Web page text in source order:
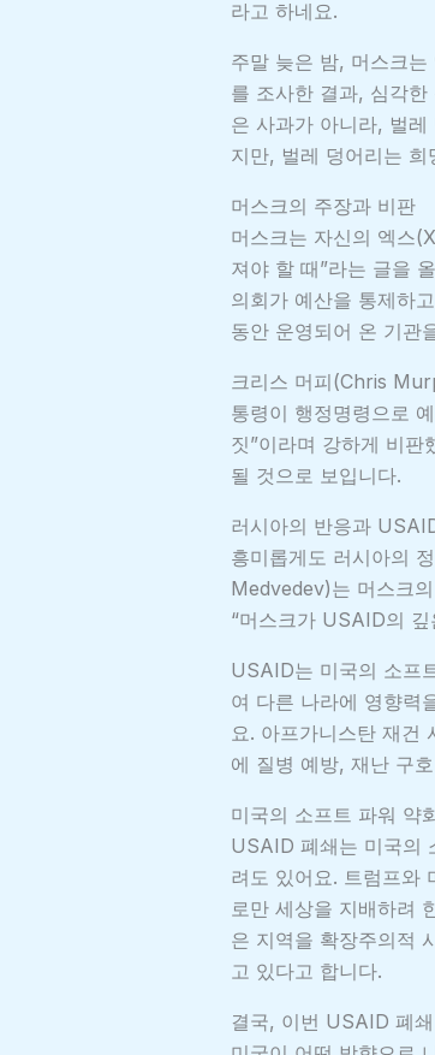
라고 하네요.
주말 늦은 밤, 머스크
를 조사한 결과, 심각
은 사과가 아니라, 벌
지만, 벌레 덩어리는
머스크의 주장과 비판
머스크는 자신의 엑스
져야 할 때”라는 글을
의회가 예산을 통제하
동안 운영되어 온 기관
크리스 머피(Chris
통령이 행정명령으로
짓”이라며 강하게 비
될 것으로 보입니다.
러시아의 반응과
흥미롭게도 러시아의
Medvedev)는 머스크
“머스크가 USAID의
USAID는 미국의 소프
여 다른 나라에 영향력
요. 아프가니스탄 재건
에 질병 예방, 재난 구
미국의 소프트 파워 약
USAID 폐쇄는 미국의
려도 있어요. 트럼프와
로만 세상을 지배하려
은 지역을 확장주의적
고 있다고 합니다.
결국, 이번 USAID 폐